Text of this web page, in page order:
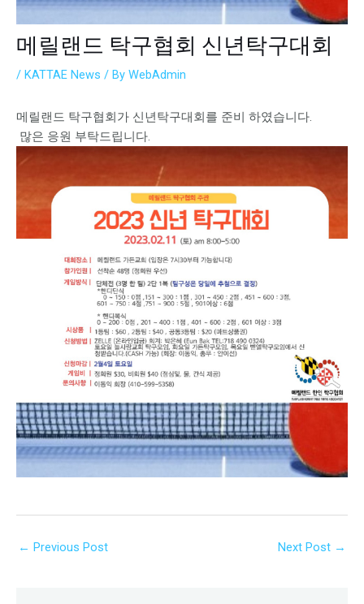
메릴랜드 탁구협회 신년탁구대회
/ KATTAE News / By WebAdmin
메릴랜드 탁구협회가 신년탁구대회를 준비 하였습니다.
많은 응원 부탁드립니다.
← Previous Post Next Post →